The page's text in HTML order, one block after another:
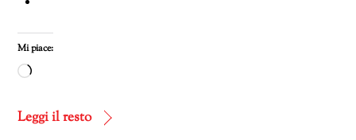
Mi piace:
Caricamento
corso…
Leggi il resto